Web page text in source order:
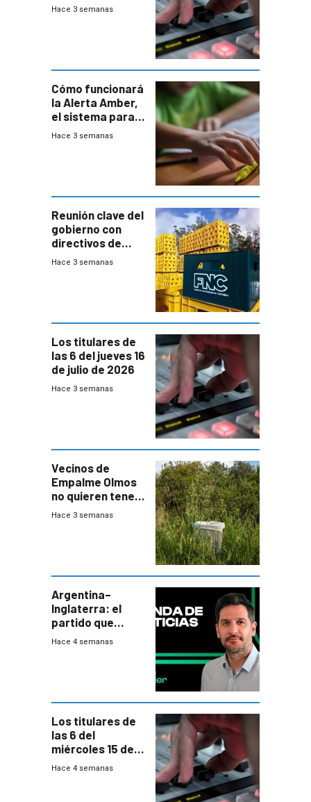
2026
Hace 3 semanas
Cómo funcionará
la Alerta Amber,
el sistema para
la búsqueda
Hace 3 semanas
Reunión clave del
gobierno con
directivos de
Fábricas
Hace 3 semanas
Los titulares de
las 6 del jueves 16
de julio de 2026
Hace 3 semanas
Vecinos de
Empalme Olmos
no quieren tener
cerca una planta
departamental
Hace 3 semanas
Argentina–
Inglaterra: el
partido que
nunca termina
Hace 4 semanas
Los titulares de
las 6 del
miércoles 15 de
julio de 2026
Hace 4 semanas